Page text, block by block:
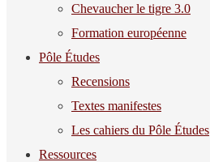
Chevaucher le tigre 3.0
Formation européenne
Pôle Études
Recensions
Textes manifestes
Les cahiers du Pôle Études
Ressources